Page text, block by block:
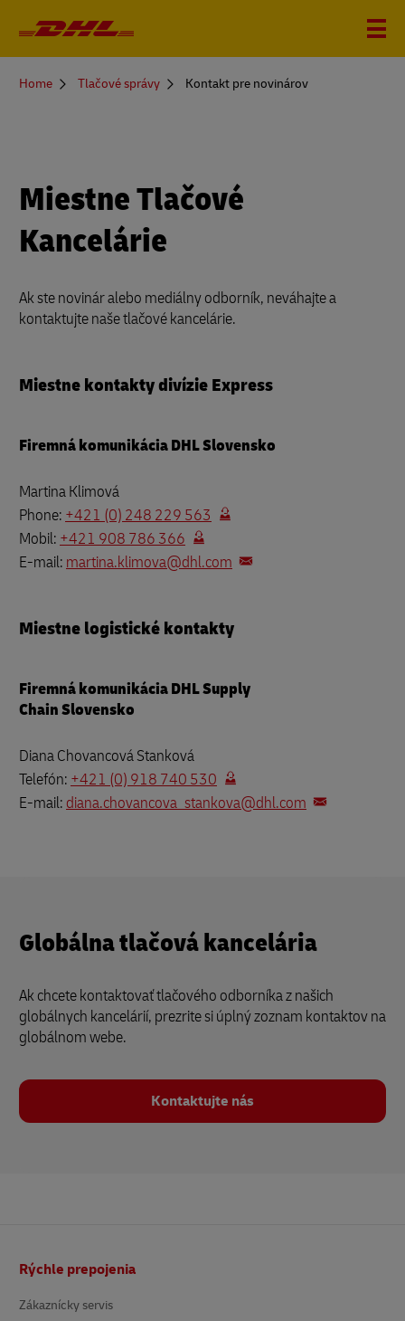
You
Home Tlačové správy Kontakt pre novinárov
Miestne Tlačové
Kancelárie
Ak ste novinár alebo mediálny odborník, neváhajte a
kontaktujte naše tlačové kancelárie.
Miestne kontakty divízie Express
Firemná komunikácia DHL Slovensko
Martina Klimová
Phone: +421 (0) 248 229 563
Mobil: +421 908 786 366
E‑mail: martina.klimova@dhl.com
Miestne logistické kontakty
Firemná komunikácia DHL Supply
Chain Slovensko
Diana Chovancová Stanková
Telefón: +421 (0) 918 740 530
E‑mail: diana.chovancova_stankova@dhl.com
Globálna tlačová kancelária
Ak chcete kontaktovať tlačového odborníka z našich
globálnych kancelárií, prezrite si úplný zoznam kontaktov na
globálnom webe.
Kontaktujte nás
Rýchle prepojenia
Zákaznícky servis